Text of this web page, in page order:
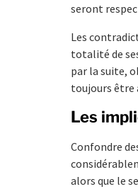
seront
Les
totalité de
par la suite,
toujours être
Les
Confondre
alors que le